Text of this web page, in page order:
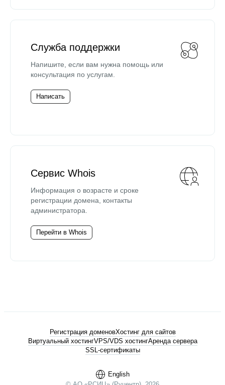
Служба поддержки
Напишите, если вам нужна помощь или
консультация по услугам.
Написать
Сервис Whois
Информация о возрасте и сроке
регистрации домена, контакты
администратора.
Перейти в Whois
English
Регистрация доменовХостинг для сайтов
Виртуальный хостингVPS/VDS хостингАренда сервера
SSL-сертификаты